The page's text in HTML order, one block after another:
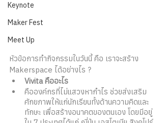
Keynote
Maker Fest
Meet Up
หัวข้อการทำกิจกรรมในวันนี้ คือ เราจะสร้าง
Makerspace ได้อย่างไร ?
Vivita คืออะไร
คือองค์กรที่ไม่แสวงหากำไร ช่วยส่งเสริม
ศักยภาพให้แก่นักเรียนทั้งด้านความคิดและ
ทักษะ เพื่อสร้างอนาคตของตนเอง โดยมีอยู่